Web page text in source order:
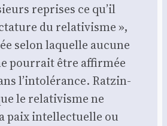
reprises ce qu’il
du rela­ti­visme »,
selon laquelle aucune
pour­rait être affir­mée
l’intolérance. Rat­zin­
le rela­ti­visme ne
paix intel­lec­tuelle ou